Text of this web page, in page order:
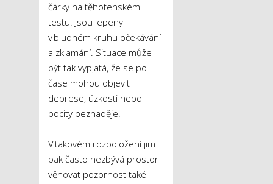
čárky na těhotenském
testu. Jsou lepeny
v bludném kruhu očekávání
a zklamání. Situace může
být tak vypjatá, že se po
čase mohou objevit i
deprese, úzkosti nebo
pocity beznaděje.
V takovém rozpoložení jim
pak často nezbývá prostor
věnovat pozornost také